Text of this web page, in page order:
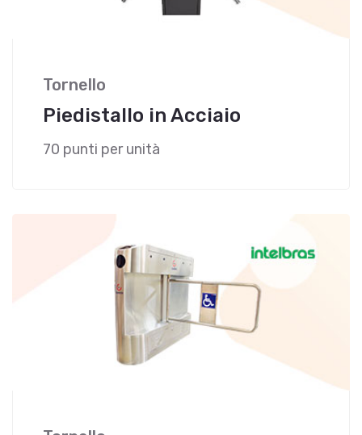
Tornello
Piedistallo in Acciaio
70 punti per unità